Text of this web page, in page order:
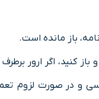
باز مانده است.
باز کنید، اگر ارور
و در صورت لزوم